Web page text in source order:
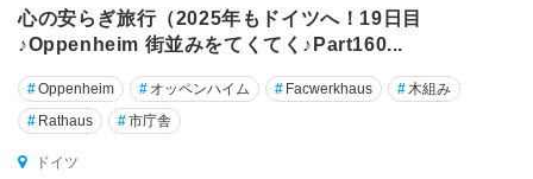
セ
ル
カ
ル
心の安らぎ旅行（2025年もドイツへ！19日目
♪Oppenheim 街並みをてくてく♪Part160...
#Oppenheim # オッペンハイム # Facwerkhaus # 木組み
# Rathaus #市庁舎
ドイツ